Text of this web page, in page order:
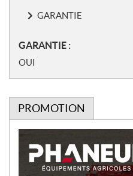
GARANTIE
GARANTIE :
OUI
PROMOTION